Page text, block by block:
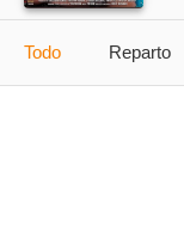
Todo Reparto